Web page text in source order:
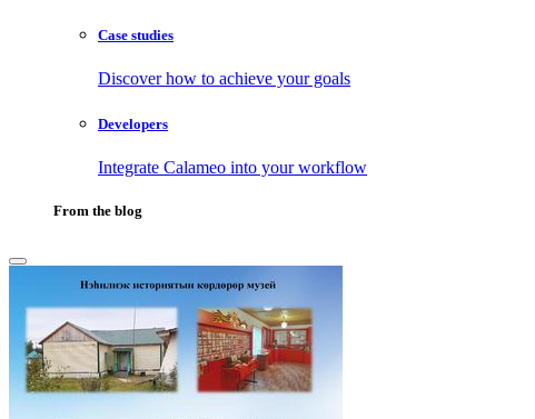
Case studies
Discover how to achieve your goals
Developers
Integrate Calameo into your workflow
From the blog